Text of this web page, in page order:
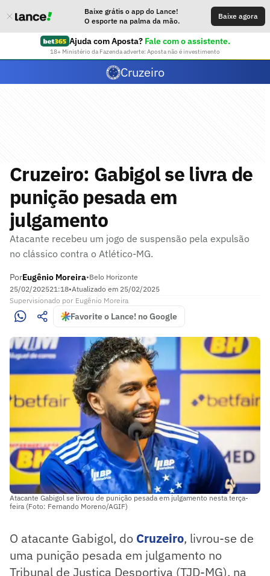
Baixe grátis o app do Lance!
O esporte na palma da mão.
Baixe agora
Ajuda com Aposta? Fale com o assistente.
18+ Ministério da Fazenda adverte: Aposta não é investimento
Cruzeiro
Cruzeiro: Gabigol se livra de
punição pesada em
julgamento
Atacante recebeu um jogo de suspensão pela expulsão
no clássico contra o Atlético-MG.
PorEugênio Moreira•Belo Horizonte
25/02/202521:18•Atualizado em 25/02/2025
Supervisionado por Eugênio Moreira
Favorite o Lance! no Google
Atacante Gabigol se livrou de punição pesada em julgamento nesta terça-
feira (Foto: Fernando Moreno/AGIF)
O atacante Gabigol, do Cruzeiro, livrou-se de
uma punição pesada em julgamento no
Tribunal de Justiça Desportiva (TJD-MG), na